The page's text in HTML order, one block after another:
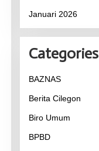
Januari 2026
Categories
BAZNAS
Berita Cilegon
Biro Umum
BPBD